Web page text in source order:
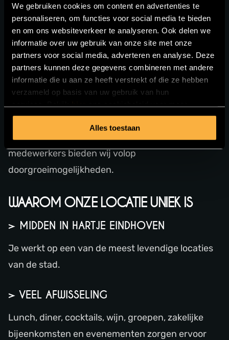
We gebruiken cookies om content en advertenties te
personaliseren, om functies voor social media te bieden
en om ons websiteverkeer te analyseren. Ook delen we
informatie over uw gebruik van onze site met onze
partners voor social media, adverteren en analyse. Deze
partners kunnen deze gegevens combineren met andere
informatie die u aan ze heeft verstrekt of die ze hebben
verzameld op basis van uw gebruik van hun
informatie.
Alles toestaan
je graag de kneepjes van het vak.
> ERVAREN HORECAMEDEWERKERS
Ben je toe aan een nieuwe uitdaging binnen een
dynamische horecazaak?
> HORECA PROFESSIONALS
Voor koks, leidinggevenden en ervaren
medewerkers bieden wij volop
doorgroeimogelijkheden.
WAAROM ONZE LOCATIE UNIEK IS
> MIDDEN IN HARTJE EINDHOVEN
Je werkt op een van de meest levendige locaties
van de stad.
> VEEL AFWISSELING
Lunch, diner, cocktails, wijn, groepen, zakelijke
bijeenkomsten en evenementen zorgen ervoor